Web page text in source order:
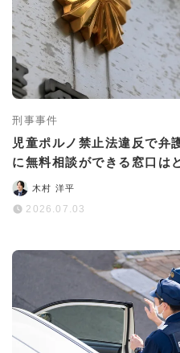
刑事事件
児童ポルノ禁止法違反で弁
に無料相談ができる窓口は
こ？依頼するメリットも解説
木村 洋平
2026.07.03